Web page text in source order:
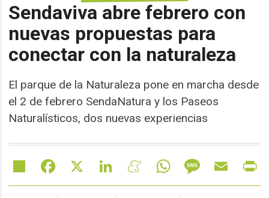
Sendaviva abre febrero con
nuevas propuestas para
conectar con la naturaleza
El parque de la Naturaleza pone en marcha desde
el 2 de febrero SendaNatura y los Paseos
Naturalísticos, dos nuevas experiencias
Share Facebook LinkedIn MeneameWhatsAppMessageEmail